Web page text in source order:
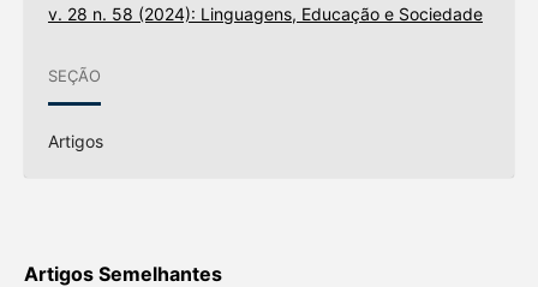
v. 28 n. 58 (2024): Linguagens, Educação e Sociedade
SEÇÃO
Artigos
Artigos Semelhantes